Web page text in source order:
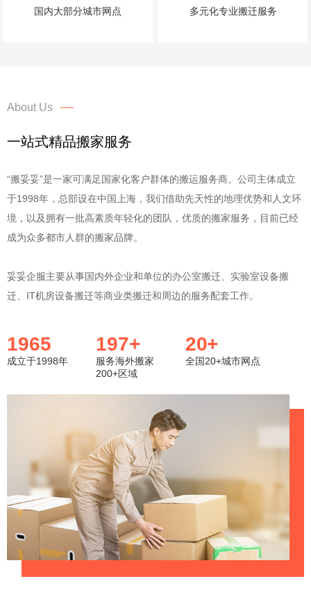
国内大部分城市网点 多元化专业搬迁服务
About Us
一站式精品搬家服务
“搬妥妥”是一家可满足国家化客户群体的搬运服务商。公司主体成立
于1998年，总部设在中国上海，我们借助先天性的地理优势和人文环
境，以及拥有一批高素质年轻化的团队，优质的搬家服务，目前已经
成为众多都市人群的搬家品牌。
妥妥企服主要从事国内外企业和单位的办公室搬迁、实验室设备搬
迁、IT机房设备搬迁等商业类搬迁和周边的服务配套工作。
1998
成立于1998年
200
服务海外搬家
200+区域
20
全国20+城市网点